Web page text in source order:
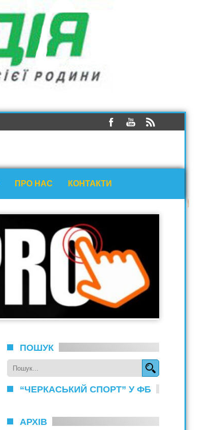
ПРО НАС КОНТАКТИ
ПОШУК
“ЧЕРКАСЬКИЙ СПОРТ” У ФБ
АРХІВ